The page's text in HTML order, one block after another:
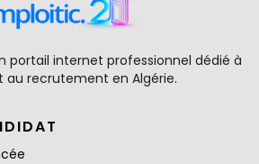
portail internet professionnel dédié à
au recrutement en Algérie.